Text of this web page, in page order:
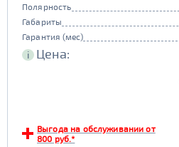
Полярность
Габариты
Гарантия (мес)
i Цена:
Выгода на обслуживании от
800 руб.*